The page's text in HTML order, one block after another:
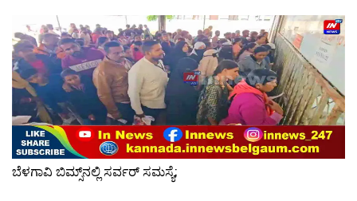
ಬೆಳಗಾವಿ ಬಿಮ್ಸ್‌ನಲ್ಲಿ ಸರ್ವರ್ ಸಮಸ್ಯೆ;